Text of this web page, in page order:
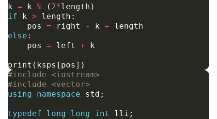
k = k % ( 2*length )
if
k > length :
pos
= right - k +
length
else :
pos
= left + k
print ( ksps [ pos ])
#include <iostream>
#include <vector>
using
namespace std ;
typedef long long int lli ;